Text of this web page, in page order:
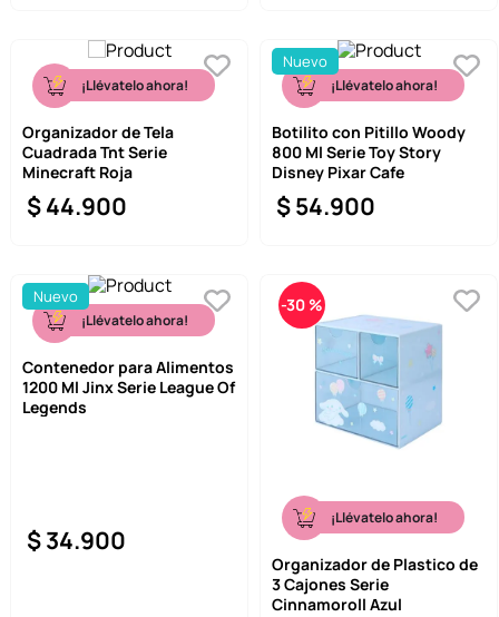
¡Llévatelo ahora!
Organizador de Tela
Cuadrada Tnt Serie
Minecraft Roja
$44.900
Nuevo
¡Llévatelo ahora!
Botilito con Pitillo Woody
800 Ml Serie Toy Story
Disney Pixar Cafe
$54.900
Nuevo
¡Llévatelo ahora!
Contenedor para Alimentos
1200 Ml Jinx Serie League Of
Legends
$34.900
-30 %
¡Llévatelo ahora!
Organizador de Plastico de
3 Cajones Serie
Cinnamoroll Azul